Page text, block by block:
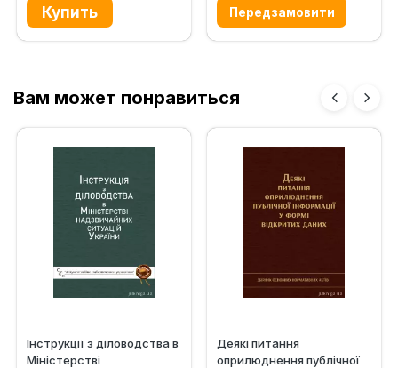
Вам может понравиться
Інструкції з діловодства в
Міністерстві
Деякі питання
оприлюднення публічної